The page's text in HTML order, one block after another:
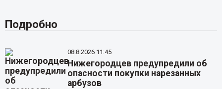
Подробно
08.8.2026 11:45
Нижегородцев предупредили об
опасности покупки нарезанных
арбузов